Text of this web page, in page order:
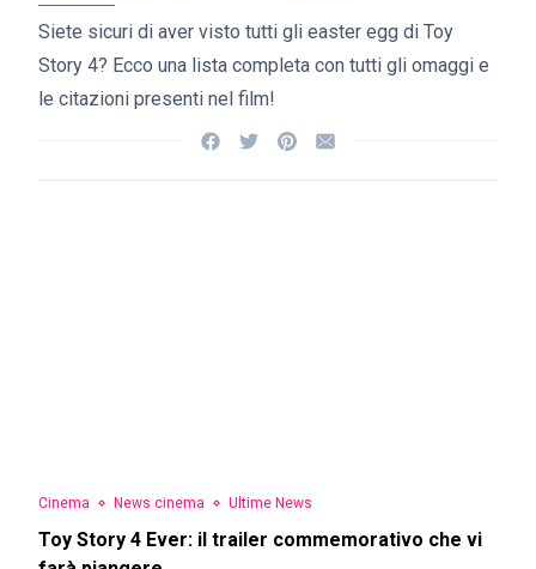
Siete sicuri di aver visto tutti gli easter egg di Toy
Story 4? Ecco una lista completa con tutti gli omaggi e
le citazioni presenti nel film!
Cinema News cinema Ultime News
Toy Story 4 Ever: il trailer commemorativo che vi